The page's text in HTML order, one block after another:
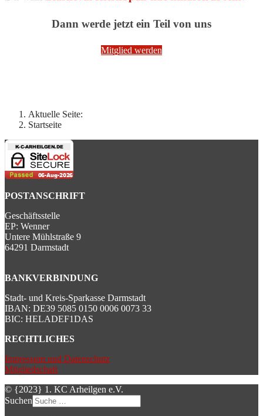
Dann werde jetzt ein Teil von uns
Mitglied werden
Aktuelle Seite:
Startseite
POSTANSCHRIFT
Geschäftsstelle
EP: Wenner
Untere Mühlstraße 9
64291 Darmstadt
BANKVERBINDUNG
Stadt- und Kreis-Sparkasse Darmstadt
IBAN: DE39 5085 0150 0006 0073 33
BIC: HELADEF1DAS
RECHTLICHES
Impressum und Datenschutz
Mitgliedschaft
© {2023} 1. KC Arheilgen e.V.
Suchen